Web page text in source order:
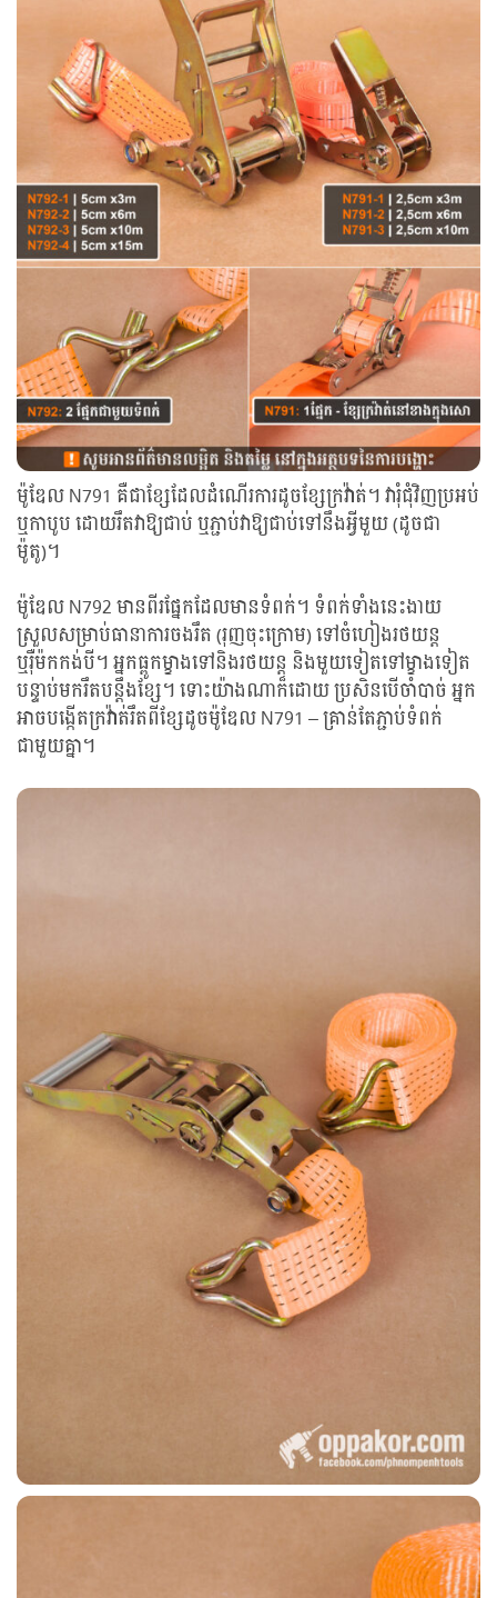
ម៉ូឌែល N791 គឺជាខ្សែដែលដំណើរការដូចខ្សែក្រវ៉ាត់។ វារុំជុំវិញប្រអប់
ឬកាបូប ដោយរឹតវាឱ្យជាប់ ឬភ្ជាប់វាឱ្យជាប់ទៅនឹងអ្វីមួយ (ដូចជា
ម៉ូតូ)។
ម៉ូឌែល N792 មានពីរផ្នែកដែលមានទំពក់។ ទំពក់ទាំងនេះងាយ
ស្រួលសម្រាប់ធានាការចងរឹត (រុញចុះក្រោម) ទៅចំហៀងរថយន្ត
ឬរ៉ឺម៉កកង់បី។ អ្នកធ្ពូកម្ខាងទៅនិងរថយន្ត និងមួយទៀតទៅម្ខាងទៀត
បន្ទាប់មករឹតបន្តឹងខ្សែ។ ទោះយ៉ាងណាក៏ដោយ ប្រសិនបើចាំបាច់ អ្នក
អាចបង្កើតក្រវ៉ាត់រឹតពីខ្សែដូចម៉ូឌែល N791 – គ្រាន់តែភ្ជាប់ទំពក់
ជាមួយគ្នា។